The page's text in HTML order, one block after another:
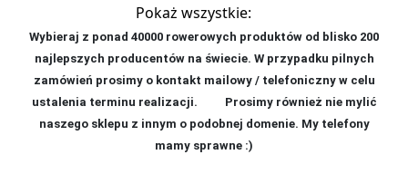
Pokaż wszystkie:
Wybieraj z ponad 40000 rowerowych produktów od blisko 200
najlepszych producentów na świecie. W przypadku pilnych
zamówień prosimy o kontakt mailowy / telefoniczny w celu
ustalenia terminu realizacji. Prosimy również nie mylić
naszego sklepu z innym o podobnej domenie. My telefony
mamy sprawne :)